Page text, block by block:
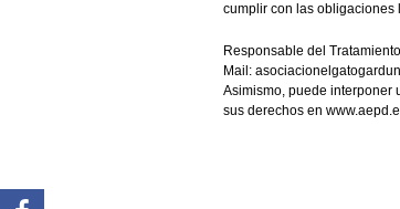
cumplir con las obligaciones
Responsable del
Mail:
Asimismo, puede interponer
sus derechos en